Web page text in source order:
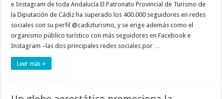
e Instagram de toda Andalucía El Patronato Provincial de Turismo de
la Diputación de Cádiz ha superado los 400.000 seguidores en redes
sociales con su perfil @cadizturismo, y se erige además como el
organismo público turístico con más seguidores en Facebook e
Instagram –las dos principales redes sociales por …
Leer más »